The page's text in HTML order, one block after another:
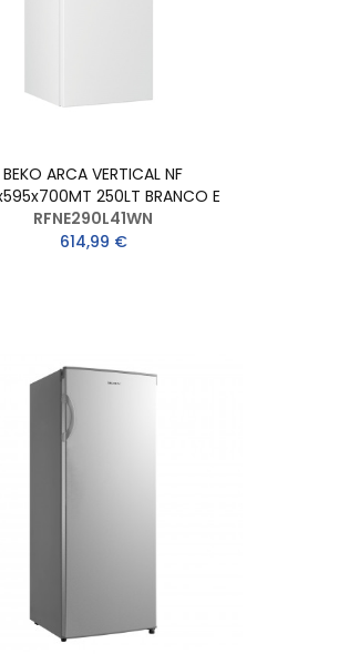
BEKO ARCA VERTICAL NF
250LT BRANCO E
RFNE290L41WN
614,99 €